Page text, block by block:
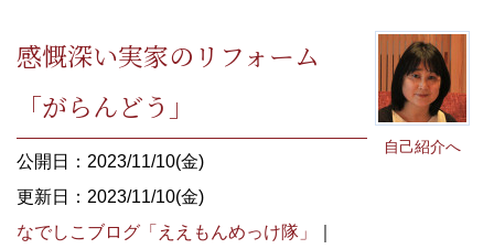
自己紹介へ
感慨深い実家のリフォーム
「がらんどう」
公開日：2023/11/10(金)
更新日：2023/11/10(金)
なでしこブログ「ええもんめっけ隊」